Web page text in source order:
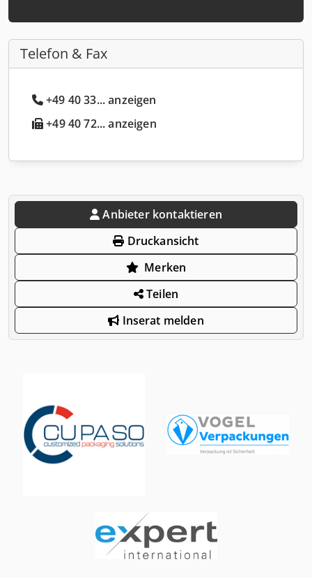
Telefon & Fax
+49 40 33... anzeigen
+49 40 72... anzeigen
Anbieter kontaktieren
Druckansicht
Merken
Teilen
Inserat melden